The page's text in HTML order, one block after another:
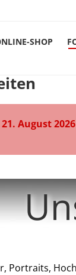
SHOP
August
Portraits,